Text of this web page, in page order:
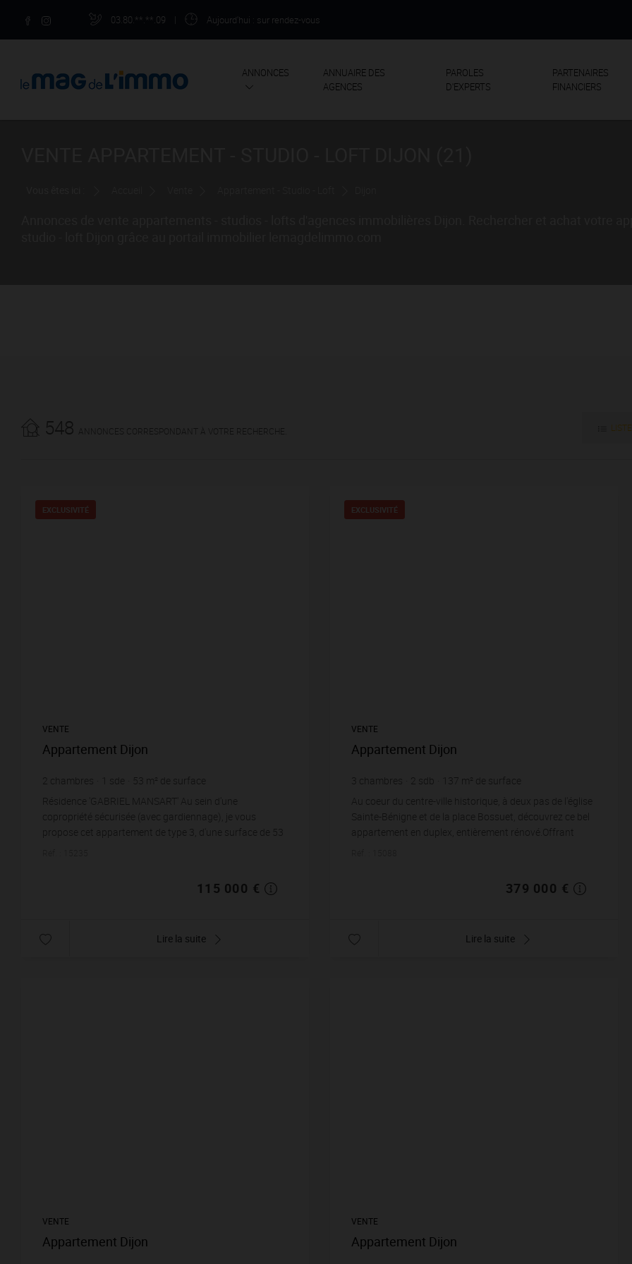
03.80.**.**.09 Aujourd'hui : sur rendez-vous
ANNONCES
ANNUAIRE DES
AGENCES
PAROLES
D'EXPERTS
PARTENAIRES
FINANCIERS
548 ANNONCES CORRESPONDANT À VOTRE RECHERCHE. LISTE
EXCLUSIVITÉ
VENTE
Appartement Dijon
2 chambres sde 53 m² de surface
2 169,81 € prix / m²
Résidence 'GABRIEL MANSART' Au sein d'une
copropriété sécurisée (avec gardiennage), je vous
propose cet appartement de type 3, d'une surface de 53
115 000 €
Lire la suite
EXCLUSIVITÉ
VENTE
Appartement Dijon
3 chambres 2 sdb 137 m² de surface
2 766,42 € prix / m²
Au coeur du centre-ville historique, à deux pas de l'église
Sainte-Bénigne et de la place Bossuet, découvrez ce bel
appartement en duplex, entièrement rénové.Offrant
379 000 €
Lire la suite
VENTE
Appartement Dijon
VENTE
Appartement Dijon